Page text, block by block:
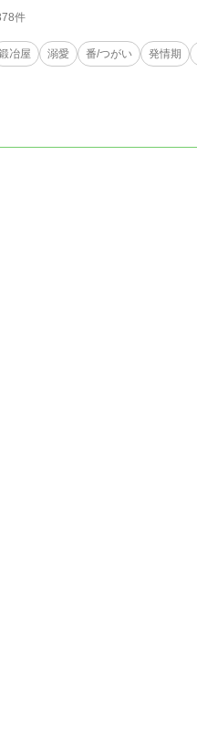
件
冶屋 溺愛 番/つがい 発情期